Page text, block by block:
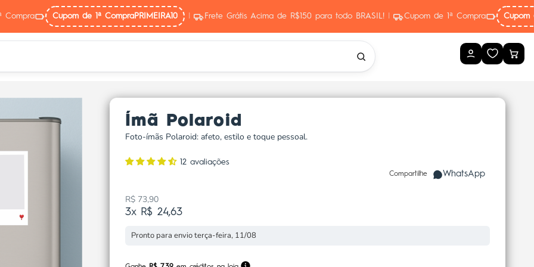
Compra Cupom de 1ª CompraPRIMEIRA10 Frete Grátis Acima de R$150 para todo BRASIL! Cupom de 1ª Compra Cupom
Ímã Polaroid
Foto-ímãs Polaroid: afeto, estilo e toque pessoal.
12 avaliações
Compartilhe WhatsApp
Preço promocional
R$ 73,90
3x R$ 24,63
Pronto para envio terça-feira, 11/08